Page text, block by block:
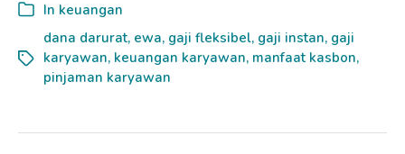
n
k
e
d
n
c
e
b
o
k
a
i
l
r
e
In keuangan
dana darurat, ewa, gaji fleksibel, gaji instan, gaji
karyawan, keuangan karyawan, manfaat kasbon,
pinjaman karyawan